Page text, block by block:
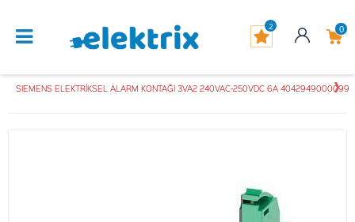
0
2
SIEMENS ELEKTRİKSEL ALARM KONTAĞI 3VA2 240VAC-250VDC 6A 4042949000099